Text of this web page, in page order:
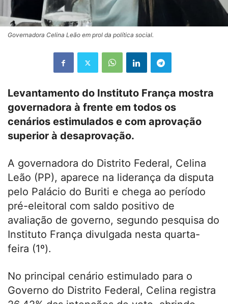
Governadora Celina Leão em prol da política social.
Levantamento do Instituto França mostra
governadora à frente em todos os
cenários estimulados e com aprovação
superior à desaprovação.
A governadora do Distrito Federal, Celina
Leão (PP), aparece na liderança da disputa
pelo Palácio do Buriti e chega ao período
pré-eleitoral com saldo positivo de
avaliação de governo, segundo pesquisa do
Instituto França divulgada nesta quarta-
feira (1º).
No principal cenário estimulado para o
Governo do Distrito Federal, Celina registra